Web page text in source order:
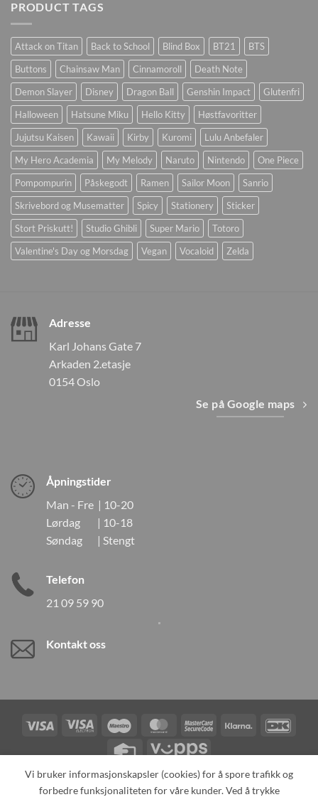
PRODUCT TAGS
Attack on Titan Back to School Blind Box BT21
BTS
Buttons
Chainsaw Man Cinnamoroll
Death Note
Demon Slayer
Disney Dragon Ball Genshin Impact
Glutenfri
Halloween
Hatsune Miku Hello Kitty
Høstfavoritter
Jujutsu Kaisen
Kawaii Kirby Kuromi
Lulu Anbefaler
My Hero Academia
My Melody Naruto Nintendo
One Piece
Pompompurin
Påskegodt Ramen Sailor Moon
Sanrio
Skrivebord og Musematter
Spicy Stationery
Sticker
Stort Priskutt!
Studio Ghibli Super Mario
Totoro
Valentine's Day og Morsdag
Vegan Vocaloid Zelda
Adresse
Karl Johans Gate 7
Arkaden 2.etasje
0154 Oslo
Se på Google maps
Åpningstider
Man - Fre | 10-20
Lørdag | 10-18
Søndag | Stengt
Telefon
21 09 59 90
Kontakt oss
Visa
Visa
Electron
Maestro MasterCardMasterCardKlarna
Credit
Vipps
Vi bruker informasjonskapsler (cookies) for å spore trafikk og
forbedre funksjonaliteten for våre kunder. Ved å trykke